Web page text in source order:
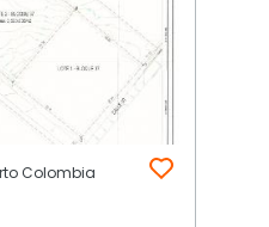
Colombia